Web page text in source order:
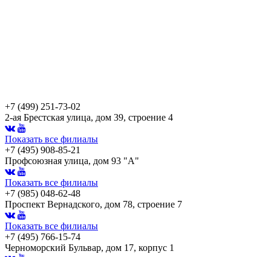
+7 (499) 251-73-02
2-ая Брестская улица, дом 39, строение 4
Показать все филиалы
+7 (495) 908-85-21
Профсоюзная улица, дом 93 "А"
Показать все филиалы
+7 (985) 048-62-48
Проспект Вернадского, дом 78, строение 7
Показать все филиалы
+7 (495) 766-15-74
Черноморский Бульвар, дом 17, корпус 1